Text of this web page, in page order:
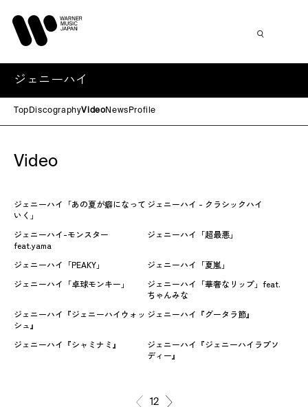
ジェニーハイ
Top DiscographyVideoNews Profile
Video
ジェニーハイ「あの夏が癖になって
いく」
ジェニーハイ - クラシックハイ
ジェニーハイ-モンスター
feat.yama
ジェニーハイ「超最悪」
ジェニーハイ「PEAKY」
ジェニーハイ「夏嵐」
ジェニーハイ「卓球モンキー」
ジェニーハイ「華奢なリップ」feat.
ちゃんみな
ジェニーハイ『ジェニーハイウォッ
シュ』
ジェニーハイ『グータラ節』
ジェニーハイ『シャミナミ』
ジェニーハイ『ジェニーハイラプソ
ディー』
12